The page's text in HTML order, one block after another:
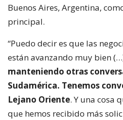
Buenos Aires, Argentina,
principal.
“Puedo decir es que las
están avanzando muy bien
manteniendo otras
Sudamérica. Tenemos
Lejano Oriente. Y una cosa
que hemos recibido más